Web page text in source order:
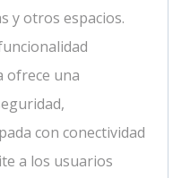
y otros espacios.
ofrece una
con conectividad
a los usuarios